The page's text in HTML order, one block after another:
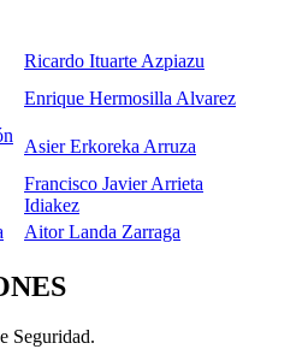
Ricardo Ituarte Azpiazu
Enrique Hermosilla Alvarez
Asier Erkoreka Arruza
Francisco Javier Arrieta
Idiakez
Aitor Landa Zarraga
Seguridad.